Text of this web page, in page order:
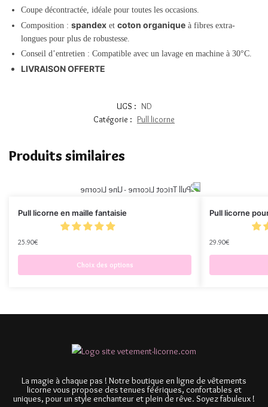
Coupe décontractée, idéale pour toutes les occasions.
Composition : spandex et coton organique à fibres extra-
longues pour plus de robustesse.
Conseil d’entretien : Compatible avec un lavage en machine à 30°C.
LIVRAISON OFFERTE
UGS : ND
Catégorie : Pull licorne
Produits similaires
Pull licorne en maille fantaisie
25.90€
Choix des options
Pull licorne
29.90€
La magie à chaque pas ! Notre boutique en ligne de vêtements
licorne vous propose des tenues féériques, confortables et
uniques, pour un style enchanteur et plein de rêve. Soyez fabuleux !